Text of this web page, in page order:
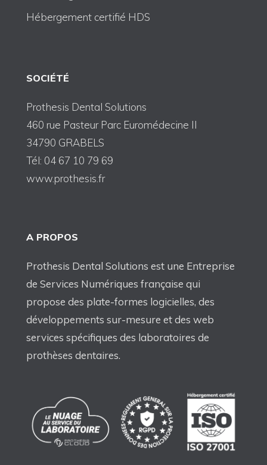
Hébergement certifié HDS
SOCIÉTÉ
Prothesis Dental Solutions
460 rue Pasteur Parc Euromédecine II
34790 GRABELS
Tél: 04 67 10 79 69
www.prothesis.fr
A PROPOS
Prothesis Dental Solutions est une Entreprise
de Services Numériques française qui
propose des plate-formes logicielles, des
développements sur-mesure et des web
services spécifiques des laboratoires de
prothèses dentaires.